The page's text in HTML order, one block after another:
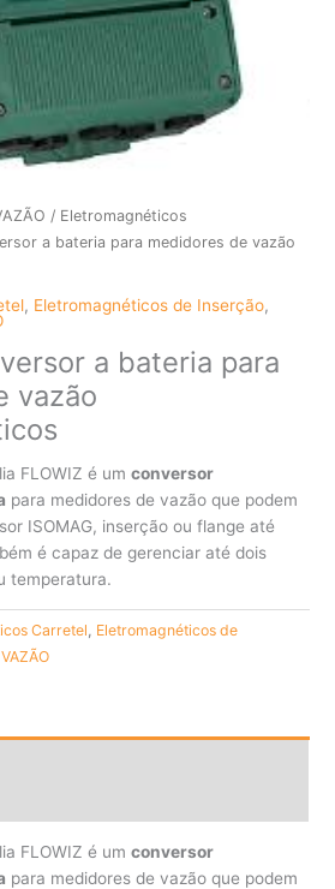
/ Eletromagnéticos
a bateria para medidores de vazão
, Eletromagnéticos de Inserção,
a bateria para
vazão
FLOWIZ é umconversor
para medidores de vazão que podem
ISOMAG, inserção ou flange até
é capaz de gerenciar até dois
temperatura.
Carretel, Eletromagnéticos de
FLOWIZ é umconversor
para medidores de vazão que podem